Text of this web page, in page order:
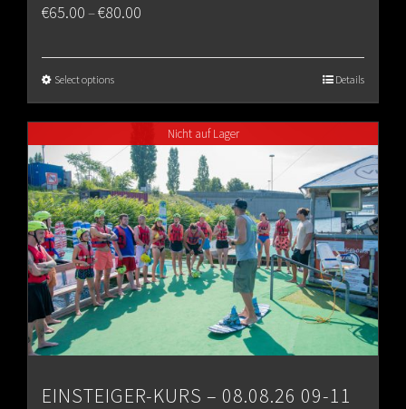
€65.00–€80.00
€80.00
Select options Details
Nicht auf Lager
EINSTEIGER-KURS – 08.08.26 09-11